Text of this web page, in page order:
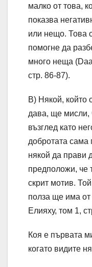
малко от това,
показва
или нещо. Това
помогне да
много неща
стр. 86-87).
В) Някой, който
дава, ще мисли,
възглед като
добротата сама
някой да прави
предположи, че
скрит мотив.
полза ще има от
Елияху, том 1,
Коя е първата
когато видите